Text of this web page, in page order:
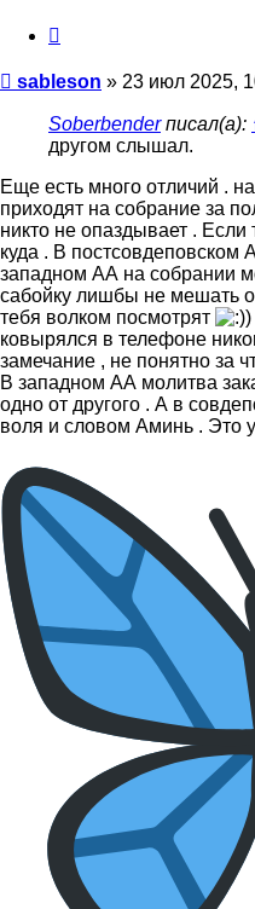
Сообщение
sableson » 23 июл 2025,
Soberbenderписал(а):
другом слышал.
Еще есть много отличий .
приходят на собрание за
никто не опаздывает . Если
куда . В постсовдеповском
западном АА на собрании
сабойку лишбы не мешать
тебя волком посмотрят
ковырялся в телефоне
замечание , не понятно за
В западном АА молитва
одно от другого . А в
воля и словом Аминь . Это